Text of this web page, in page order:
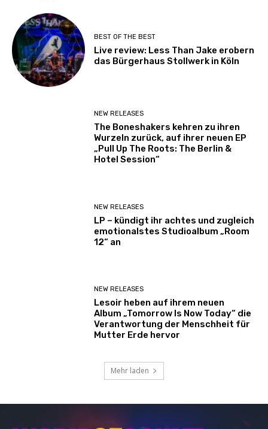
BEST OF THE BEST
Live review: Less Than Jake erobern
das Bürgerhaus Stollwerk in Köln
NEW RELEASES
The Boneshakers kehren zu ihren
Wurzeln zurück, auf ihrer neuen EP
„Pull Up The Roots: The Berlin &
Hotel Session“
NEW RELEASES
LP – kündigt ihr achtes und zugleich
emotionalstes Studioalbum „Room
12“ an
NEW RELEASES
Lesoir heben auf ihrem neuen
Album „Tomorrow Is Now Today“ die
Verantwortung der Menschheit für
Mutter Erde hervor
Mehr laden